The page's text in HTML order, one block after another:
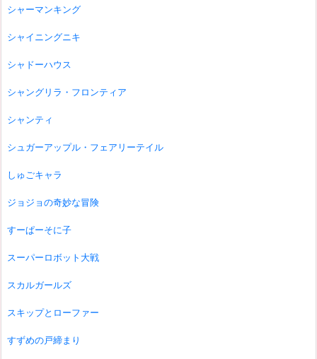
シャーマンキング
シャイニングニキ
シャドーハウス
シャングリラ・フロンティア
シャンティ
シュガーアップル・フェアリーテイル
しゅごキャラ
ジョジョの奇妙な冒険
すーぱーそに子
スーパーロボット大戦
スカルガールズ
スキップとローファー
すずめの戸締まり